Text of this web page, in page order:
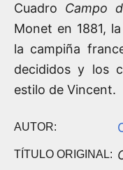
Cuadro Campo
Monet en 1881,
la campiña
decididos y los
estilo de Vincent.
AUTOR:
TÍTULO ORIGINAL: